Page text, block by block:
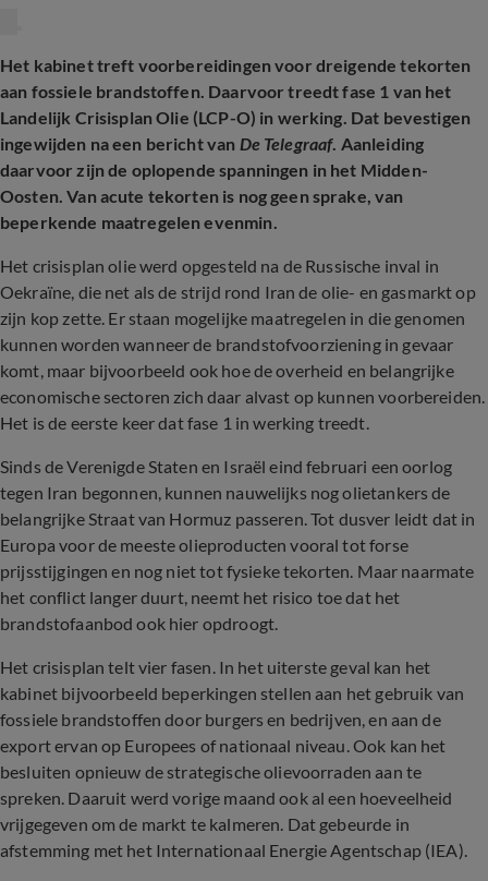
Het kabinet treft voorbereidingen voor dreigende tekorten
aan fossiele brandstoffen. Daarvoor treedt fase 1 van het
Landelijk Crisisplan Olie (LCP-O) in werking. Dat bevestigen
ingewijden na een bericht van De Telegraaf. Aanleiding
daarvoor zijn de oplopende spanningen in het Midden-
Oosten. Van acute tekorten is nog geen sprake, van
beperkende maatregelen evenmin.
Het crisisplan olie werd opgesteld na de Russische inval in
Oekraïne, die net als de strijd rond Iran de olie- en gasmarkt op
zijn kop zette. Er staan mogelijke maatregelen in die genomen
kunnen worden wanneer de brandstofvoorziening in gevaar
komt, maar bijvoorbeeld ook hoe de overheid en belangrijke
economische sectoren zich daar alvast op kunnen voorbereiden.
Het is de eerste keer dat fase 1 in werking treedt.
Sinds de Verenigde Staten en Israël eind februari een oorlog
tegen Iran begonnen, kunnen nauwelijks nog olietankers de
belangrijke Straat van Hormuz passeren. Tot dusver leidt dat in
Europa voor de meeste olieproducten vooral tot forse
prijsstijgingen en nog niet tot fysieke tekorten. Maar naarmate
het conflict langer duurt, neemt het risico toe dat het
brandstofaanbod ook hier opdroogt.
Het crisisplan telt vier fasen. In het uiterste geval kan het
kabinet bijvoorbeeld beperkingen stellen aan het gebruik van
fossiele brandstoffen door burgers en bedrijven, en aan de
export ervan op Europees of nationaal niveau. Ook kan het
besluiten opnieuw de strategische olievoorraden aan te
spreken. Daaruit werd vorige maand ook al een hoeveelheid
vrijgegeven om de markt te kalmeren. Dat gebeurde in
afstemming met het Internationaal Energie Agentschap (IEA).